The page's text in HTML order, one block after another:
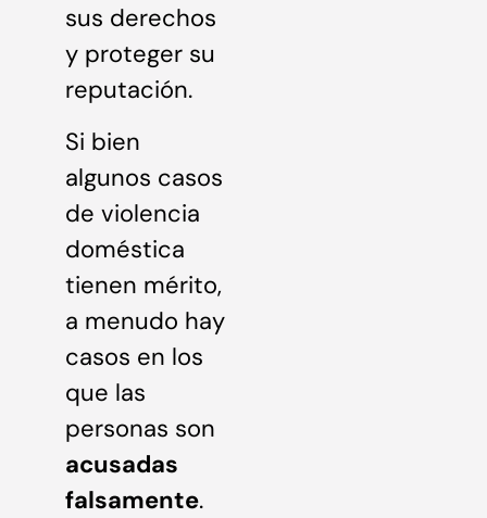
sus derechos
y proteger su
reputación.
Si bien
algunos casos
de violencia
doméstica
tienen mérito,
a menudo hay
casos en los
que las
personas son
acusadas
falsamente.